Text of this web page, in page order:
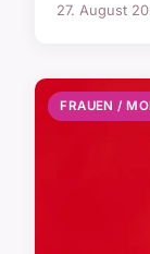
27. August
FRAUEN /